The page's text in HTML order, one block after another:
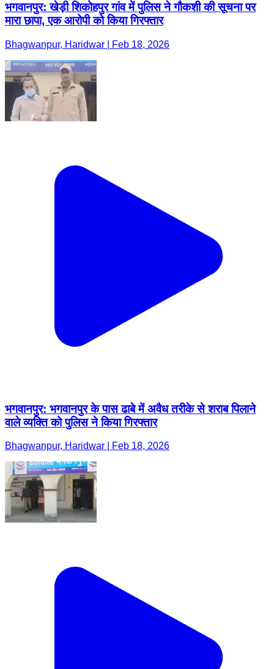
भगवानपुर: खेड़ी शिकोहपुर गांव में पुलिस ने गौकशी की सूचना पर
मारा छापा, एक आरोपी को किया गिरफ्तार
Bhagwanpur, Haridwar | Feb 18, 2026
भगवानपुर: भगवानपुर के पास ढाबे में अवैध तरीके से शराब पिलाने
वाले व्यक्ति को पुलिस ने किया गिरफ्तार
Bhagwanpur, Haridwar | Feb 18, 2026